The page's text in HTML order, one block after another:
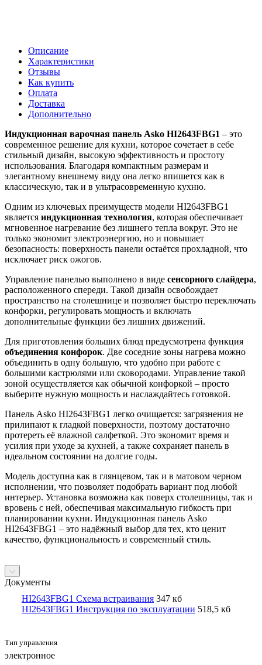
Описание
Характеристики
Отзывы
Как купить
Оплата
Доставка
Дополнительно
Индукционная варочная панель Asko HI2643FBG1 – это
современное решение для кухни, которое сочетает в себе
стильный дизайн, высокую эффективность и простоту
использования. Благодаря компактным размерам и
элегантному внешнему виду она легко впишется как в
классическую, так и в ультрасовременную кухню.
Одним из ключевых преимуществ модели HI2643FBG1
является индукционная технология, которая обеспечивает
мгновенное нагревание без лишнего тепла вокруг. Это не
только экономит электроэнергию, но и повышает
безопасность: поверхность панели остаётся прохладной, что
исключает риск ожогов.
Управление панелью выполнено в виде сенсорного слайдера,
расположенного спереди. Такой дизайн освобождает
пространство на столешнице и позволяет быстро переключать
конфорки, регулировать мощность и включать
дополнительные функции без лишних движений.
Для приготовления больших блюд предусмотрена функция
объединения конфорок. Две соседние зоны нагрева можно
объединить в одну большую, что удобно при работе с
большими кастрюлями или сковородами. Управление такой
зоной осуществляется как обычной конфоркой – просто
выберите нужную мощность и наслаждайтесь готовкой.
Панель Asko HI2643FBG1 легко очищается: загрязнения не
прилипают к гладкой поверхности, поэтому достаточно
протереть её влажной салфеткой. Это экономит время и
усилия при уходе за кухней, а также сохраняет панель в
идеальном состоянии на долгие годы.
Модель доступна как в глянцевом, так и в матовом черном
исполнении, что позволяет подобрать вариант под любой
интерьер. Установка возможна как поверх столешницы, так и
вровень с ней, обеспечивая максимальную гибкость при
планировании кухни. Индукционная панель Asko
HI2643FBG1 – это надёжный выбор для тех, кто ценит
качество, функциональность и современный стиль.
Документы
HI2643FBG1 Схема встраивания 347 кб
HI2643FBG1 Инструкция по эксплуатации 518,5 кб
Тип управления
электронное